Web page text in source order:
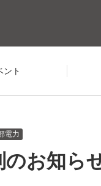
合わせ
ます）
ウィンドウを開きます）
よくあるご質問・お問
ント
電力
のお知ら